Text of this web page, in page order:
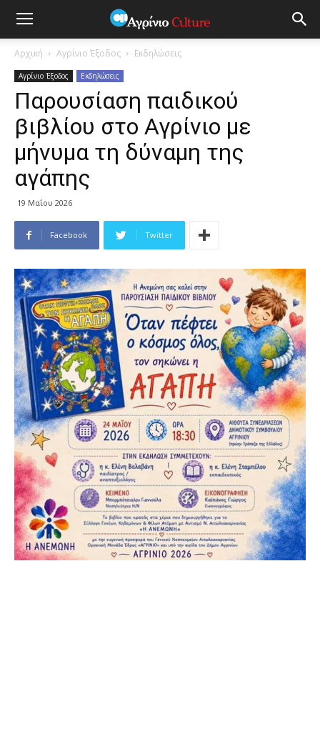
Αρχική Αγρίνιο Έξοδος Εκδηλώσεις
Αγρίνιο Έξοδος Εκδηλώσεις
Παρουσίαση παιδικού
βιβλίου στο Αγρίνιο με
μήνυμα τη δύναμη της
αγάπης
19 Μαΐου 2026
Facebook Twitter